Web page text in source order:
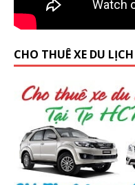
CHO THUÊ XE DU